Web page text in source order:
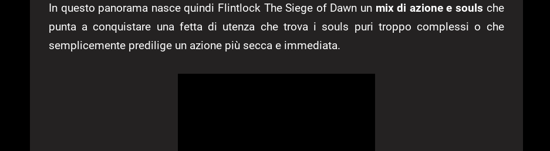
In questo panorama nasce quindi Flintlock The Siege of Dawn un mix di azione e souls che
punta a conquistare una fetta di utenza che trova i souls puri troppo complessi o che
semplicemente predilige un azione più secca e immediata.